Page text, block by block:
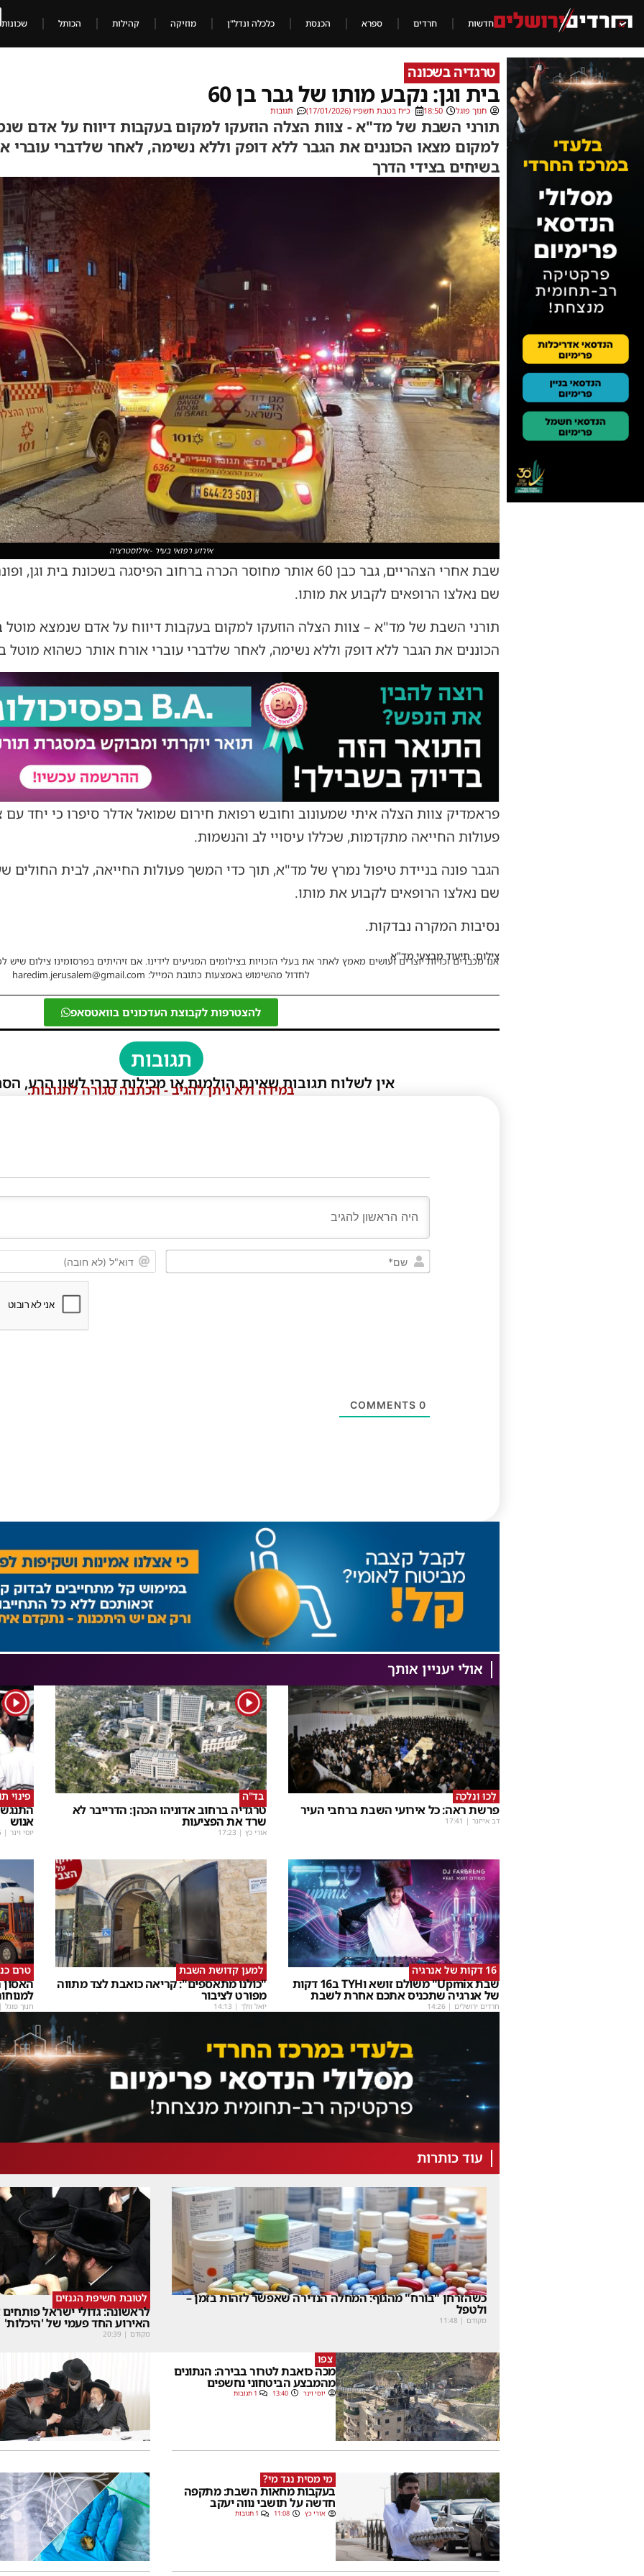
חדשות חרדים ספרא הכנסת כלכלה ונדל"ן מוזיקה קהילות הכותל שכונות
טרגדיה בשכונה
בית וגן: נקבע מותו של גבר בן 60
חנוך פוגל 18:50 כ״ח בטבת תשפ״ו (17/01/2026) תגובות
תורני השבת של מד"א - צוות הצלה הוזעקו למקום בעקבות דיווח על אדם
למקום מצאו הכוננים את הגבר ללא דופק וללא נשימה, לאחר שלדברי עוברי
בשיחים בצידי הדרך
אירוע רפואי בעיר -אילוסטרציה
שבת אחרי הצהריים, גבר כבן 60 אותר מחוסר הכרה ברחוב הפיסגה בשכונת
שם נאלצו הרופאים לקבוע את מותו.
תורני השבת של מד"א – צוות הצלה הוזעקו למקום בעקבות דיווח על אדם שנמצא
הכוננים את הגבר ללא דופק וללא נשימה, לאחר שלדברי עוברי אורח אותר כשהוא מוטל
פראמדיק צוות הצלה איתי שמעונוב וחובש רפואת חירום שמואל אדלר סיפרו כי יחד עם
פעולות החייאה מתקדמות, שכללו עיסויי לב והנשמות.
הגבר פונה בניידת טיפול נמרץ של מד"א, תוך כדי המשך פעולות החייאה, לבית
שם נאלצו הרופאים לקבוע את מותו.
נסיבות המקרה נבדקות.
צילום: תיעוד מבצעי מד"א
אנו מכבדים זכויות יוצרים ועושים מאמץ לאתר את בעלי הזכויות בצילומים המגיעים לידינו. אם זיהיתים בפרסומינו צילום
לחדול מהשימוש באמצעות כתובת המייל: haredim.jerusalem@gmail.com
להצטרפות לקבוצת העדכונים בוואטסאפ
תגובות
אין לשלוח תגובות שאינם הולמות או מכילות דברי לשון הרע,
במידה ולא ניתן להגיב - הכתבה סגורה לתגובות.
שם*
0
אולי יעניין אותך
לְכוּ וְנֵלְכָה
פרשת ראה: כל אירועי השבת ברחבי העיר
דב אייזנר |
17:41
1
בד"ה
טרגדיה ברחוב אדוניהו הכהן: הדרייבר לא
שרד את הפציעות
אורי כץ |
17:23
1
פינוי
אנוש
יוסי וינר |
16 דקות של אנרגיה
שבת Upmix" משולם זושא וTYH ב16 דקות
של אנרגיה שתכניס אתכם אחרת לשבת
חרדים ירושלים |
14:26
למען קדושת השבת
"כולנו מתאספים": קריאה כואבת לצד מתווה
מפורט לציבור
יואל וולך |
14:13
טרם
חנוך פוגל |
עוד כותרות
כשהזרחן "בורח" מהגוף: המחלה הנדירה שאפשר לזהות בזמן –
ולטפל
מקודם |
11:48
לטובת חשיפת הגנזים
לראשונה: גדולי ישראל
האירוע החד פעמי של 'היכלות'
מקודם |
20:39
צפו
מכה כואבת לטרור בבירה: הנתונים
מהמבצע הביטחוני נחשפים
יוסי וינר 13:40 1 תגובות
מי מסית נגד מי?
בעקבות מחאות השבת: מתקפה
חדשה על תושבי נווה יעקב
אורי כץ 11:08 1 תגובות